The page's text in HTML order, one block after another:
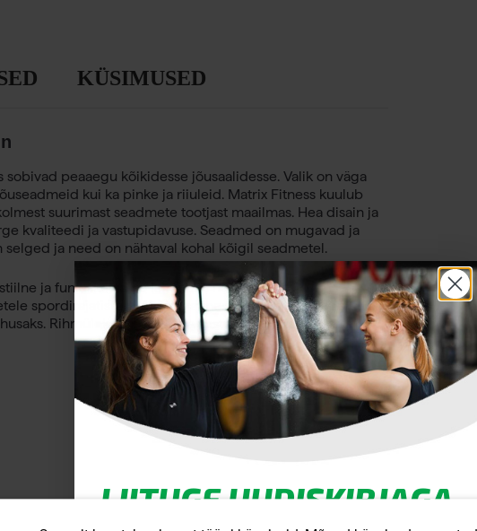
KÜSIMUSED
peaaegu kõikidesse jõusaalidesse. Valik on väga
kui ka pinke ja riiuleid. Matrix Fitness kuulub
suurimast seadmete tootjast maailmas. Hea disain ja
kvaliteedi ja vastupidavuse. Seadmed on mugavad ja
ja need on nähtaval kohal kõigil seadmetel.
ja funktsionaalne lahendus näiteks
spordirajatistele. Ajatult rafineeritud detailid muudavad
Rihmülekanne on väga vastupidav, mis vähendab
LIITUGE UUDISKIRJAGA